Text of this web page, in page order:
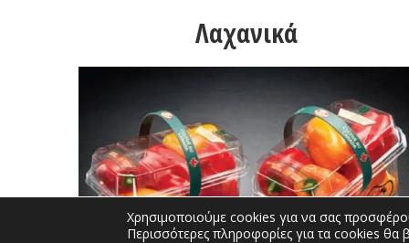
Λαχανικά
Χρησιμοποιούμε cookies για να σας
Περισσότερες πληροφορίες για τα cookies θα